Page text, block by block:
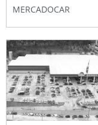
MERCADOCAR